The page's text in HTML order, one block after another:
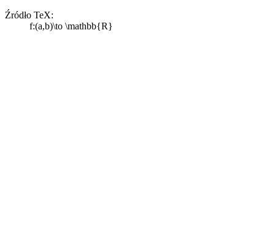
Źródło TeX:
f:(a,b)\to \mathbb{R}